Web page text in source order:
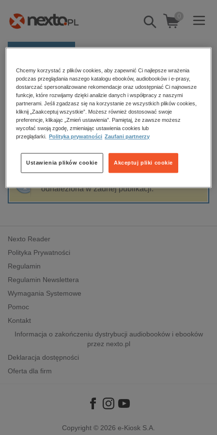
Pokaż/schowaj
wyszukiwarkę
0
Kategorie
Zobacz wszystkie E-prasa
budownictwo, aranżacja wnętrz
biznesowe, branżowe, gospodarka
dzienniki
edukacja
hobby, sport, rozrywka
komputery, internet, technologie, informatyka
polityka, społeczno-informacyjne
psychologiczne
inne
popularno-naukowe
historia
Strona główna Judyta Watoła
Judyta Watoła
Sortowanie Filtrowanie
odnaleziona w żadnej publikacji.
Nexto Reader
Polityka Prywatności
Regulamin
Regulamin Newslettera
Wymagania Systemowe
Pomoc
Kontakt
Informacja o zakończeniu dystrybucji audiobooków i ebooków
przez nexto.pl
Deklaracja dostępności
Oferta dla firm
Copyright © 2026 e-Kiosk S.A.
Chcemy korzystać z plików cookies, aby zapewnić Ci najlepsze wrażenia
podczas przeglądania naszego katalogu ebooków, audiobooków i e-prasy,
dostarczać spersonalizowane rekomendacje oraz udostępniać Ci najnowsze
funkcje, które rozwijamy dzięki analizie danych i współpracy z naszymi
partnerami. Jeśli zgadzasz się na korzystanie ze wszystkich plików cookies,
kliknij „Zaakceptuj wszystkie”. Możesz również dostosować swoje
preferencje, klikając „Zmień ustawienia”. Pamiętaj, że zawsze możesz
wycofać swoją zgodę, zmieniając ustawienia cookies lub
przeglądarki.
Polityka prywatności Zaufani partnerzy
Akceptuj pliki cookie
Ustawienia plików cookie